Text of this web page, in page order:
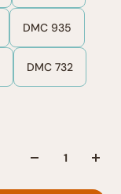
DMC 935
DMC 732